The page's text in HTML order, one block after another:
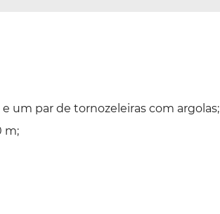
um par de tornozeleiras com argolas;
m;